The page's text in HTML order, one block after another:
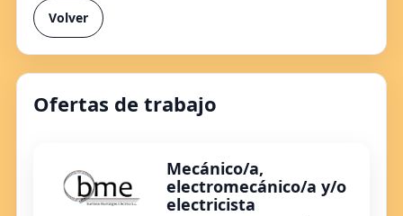
Volver
Ofertas de trabajo
Mecánico/a,
electromecánico/a y/o
electricista